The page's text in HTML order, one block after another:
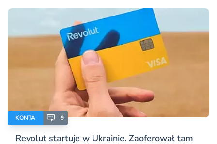
KONTA 9
Revolut startuje w Ukrainie. Zaoferował tam